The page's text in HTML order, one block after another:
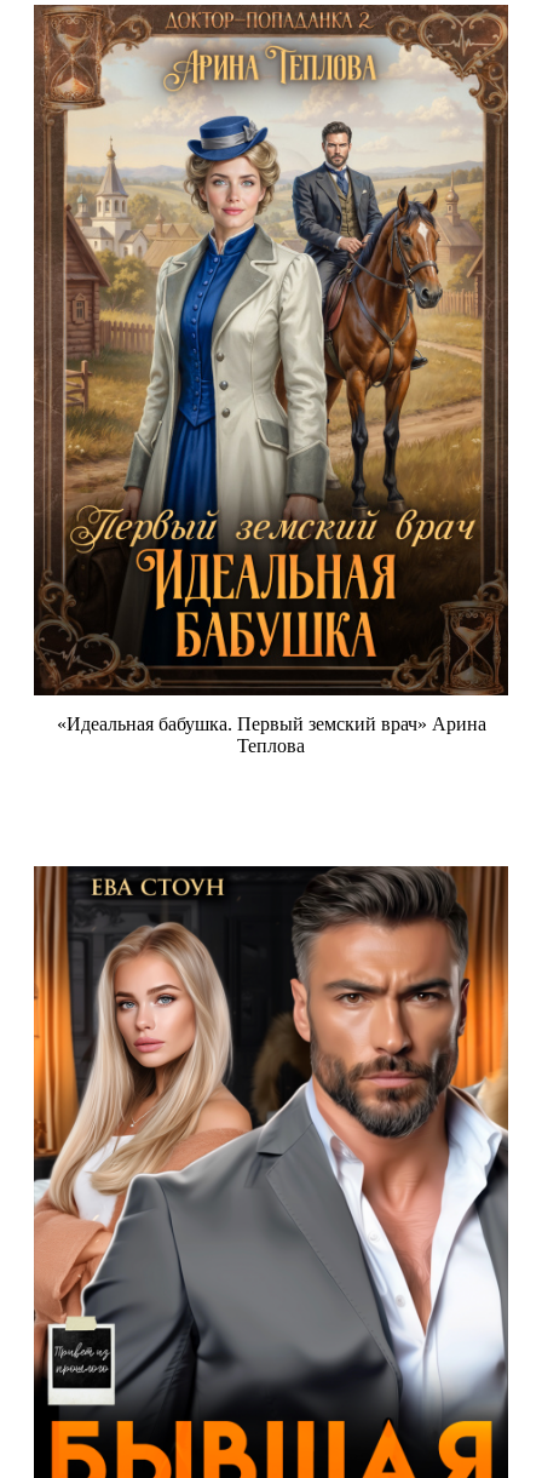
«Идеальная бабушка. Первый земский врач» Арина
Теплова